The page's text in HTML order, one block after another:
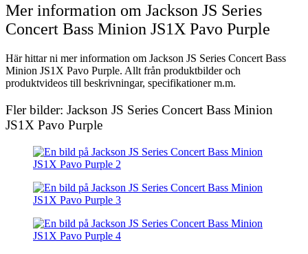
Mer information om Jackson JS Series
Concert Bass Minion JS1X Pavo Purple
Här hittar ni mer information om Jackson JS Series Concert Bass
Minion JS1X Pavo Purple. Allt från produktbilder och
produktvideos till beskrivningar, specifikationer m.m.
Fler bilder: Jackson JS Series Concert Bass Minion
JS1X Pavo Purple